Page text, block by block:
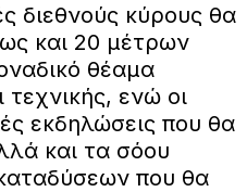
διεθνούς κύρους θα
και 20 μέτρων
θέαμα
ενώ οι
εκδηλώσεις που θα
και τα σόου
που θα